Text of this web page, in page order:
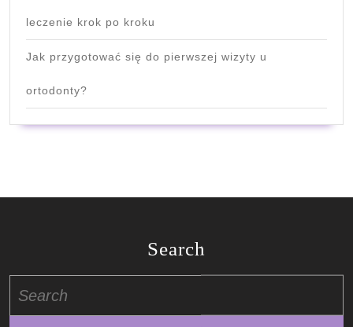
leczenie krok po kroku
Jak przygotować się do pierwszej wizyty u
ortodonty?
Search
for: